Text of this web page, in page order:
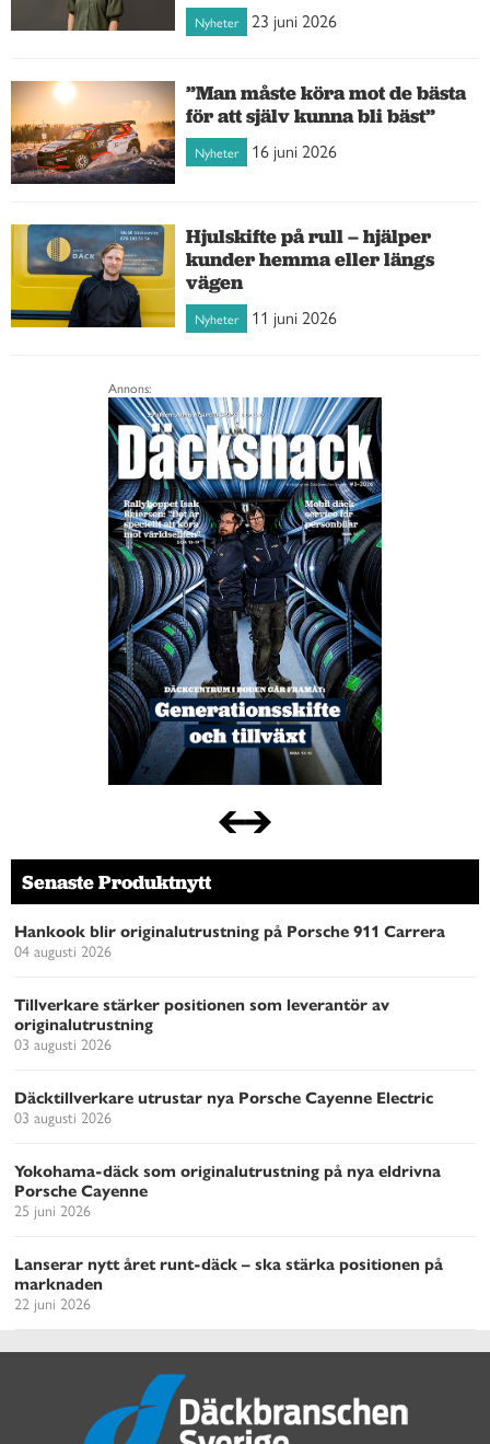
Nyheter 23 juni 2026
”Man måste köra mot de bästa
för att själv kunna bli bäst”
Nyheter 16 juni 2026
Hjulskifte på rull – hjälper
kunder hemma eller längs
vägen
Nyheter 11 juni 2026
Annons:
Senaste Produktnytt
Hankook blir originalutrustning på Porsche 911 Carrera
04 augusti 2026
Tillverkare stärker positionen som leverantör av
originalutrustning
03 augusti 2026
Däcktillverkare utrustar nya Porsche Cayenne Electric
03 augusti 2026
Yokohama-däck som originalutrustning på nya eldrivna
Porsche Cayenne
25 juni 2026
Lanserar nytt året runt-däck – ska stärka positionen på
marknaden
22 juni 2026